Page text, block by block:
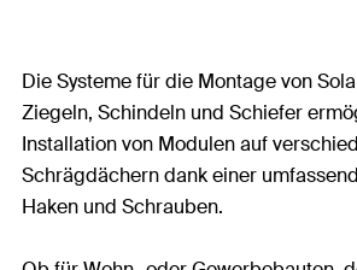
Die Systeme für die Montage von
Ziegeln, Schindeln und Schiefer
Installation von Modulen auf
Schrägdächern dank einer
Haken und Schrauben.